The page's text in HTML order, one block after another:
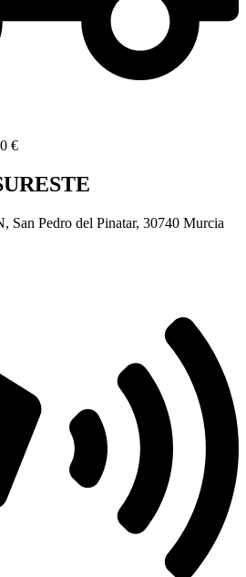
€
San Pedro del Pinatar, 30740 Murcia